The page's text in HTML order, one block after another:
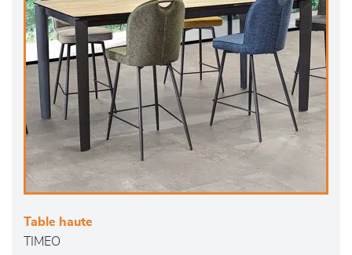
Table haute
TIMEO